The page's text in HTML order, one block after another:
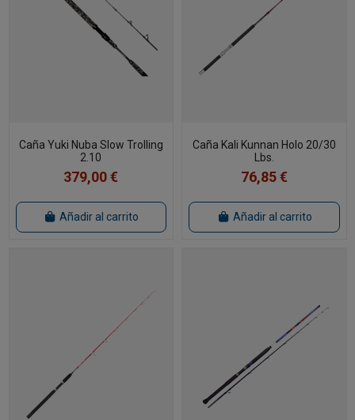
Caña Yuki Nuba Slow Trolling
2.10
379,00 €
Añadir al carrito
Caña Kali Kunnan Holo 20/30
Lbs.
76,85 €
Añadir al carrito